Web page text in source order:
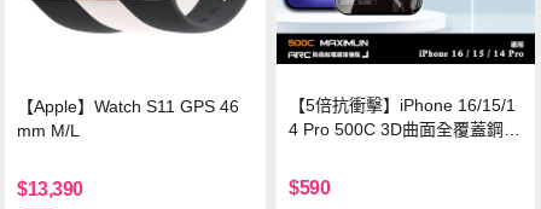
【Apple】Watch S11 GPS 46
mm M/L
$13,390
【5倍抗衝擊】iPhone 16/15/1
4 Pro 500C 3D曲面全覆蓋鋼化
保護貼
$590